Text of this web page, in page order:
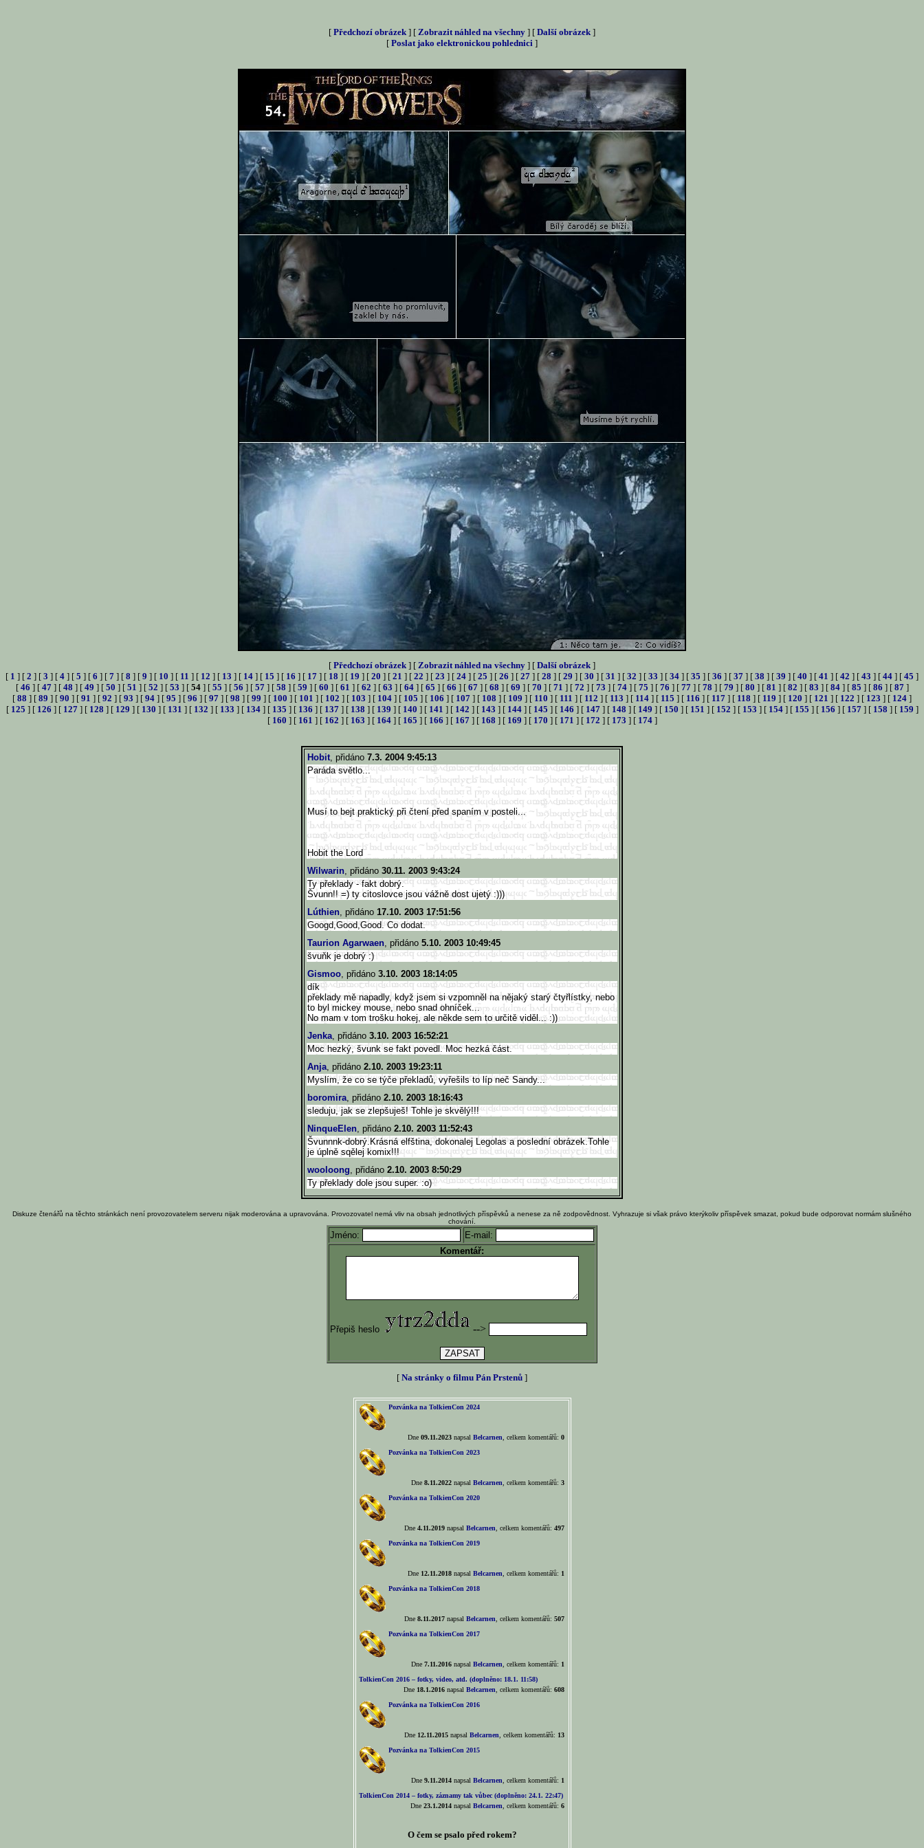
[ Předchozí obrázek ] [ Zobrazit náhled na všechny ] [ Další obrázek ]
[ Poslat jako elektronickou pohlednici ]
[ Předchozí obrázek ] [ Zobrazit náhled na všechny ] [ Další obrázek ]
[ 1 ] [ 2 ] [ 3 ] [ 4 ] [ 5 ] [ 6 ] [ 7 ] [ 8 ] [ 9 ] [ 10 ] [ 11 ] [ 12 ] [ 13 ] [ 14 ] [ 15 ] [ 16 ] [ 17 ] [ 18 ] [ 19 ] [ 20 ] [ 21 ] [ 22 ] [ 23 ] [ 24 ] [ 25 ] [ 26 ] [ 27 ] [ 28 ] [ 29 ] [ 30 ] [ 31 ] [ 32 ] [ 33 ] [ 34 ] [ 35 ] [ 36 ] [ 37 ] [ 38 ] [ 39 ] [ 40 ] [ 41 ] [ 42 ] [ 43 ] [ 44 ] [ 45 ]
[ 46 ] [ 47] [ 48 ] [ 49 ] [ 50 ] [ 51 ] [ 52 ] [ 53 ] [ 54] [ 55 ] [ 56 ] [ 57] [ 58 ] [ 59 ] [ 60 ] [ 61 ] [ 62 ] [ 63 ] [ 64] [ 65 ] [ 66 ] [ 67] [ 68 ] [ 69 ] [ 70 ] [ 71 ] [ 72 ] [ 73 ] [ 74] [ 75 ] [ 76 ] [ 77] [ 78 ] [ 79 ] [ 80 ] [ 81 ] [ 82 ] [ 83 ] [ 84] [ 85 ] [ 86 ] [ 87]
[ 88 ] [ 89 ] [ 90 ] [ 91 ] [ 92 ] [ 93 ] [ 94 ] [ 95 ] [ 96 ] [ 97 ] [ 98 ] [ 99 ] [ 100 ] [ 101 ] [ 102 ] [ 103 ] [ 104 ] [ 105 ] [ 106 ] [ 107 ] [ 108 ] [ 109 ] [ 110 ] [ 111 ] [ 112 ] [ 113 ] [ 114 ] [ 115 ] [ 116 ] [ 117 ] [ 118 ] [ 119 ] [ 120 ] [ 121 ] [ 122 ] [ 123 ] [ 124 ]
[ 125 ] [ 126 ] [ 127] [ 128 ] [ 129 ] [ 130 ] [ 131 ] [ 132 ] [ 133 ] [ 134] [ 135 ] [ 136 ] [ 137] [ 138 ] [ 139 ] [ 140 ] [ 141 ] [ 142 ] [ 143 ] [ 144] [ 145 ] [ 146 ] [ 147] [ 148 ] [ 149 ] [ 150 ] [ 151 ] [ 152 ] [ 153 ] [ 154] [ 155 ] [ 156 ] [ 157] [ 158 ] [ 159 ]
[ 160 ] [ 161 ] [ 162 ] [ 163 ] [ 164] [ 165 ] [ 166 ] [ 167] [ 168 ] [ 169 ] [ 170 ] [ 171 ] [ 172 ] [ 173 ] [ 174]
Hobit, přidáno 7.3. 2004 9:45:13
Paráda světlo...
Musí to bejt praktický při čtení před spaním v posteli...
Hobit the Lord
Wilwarin, přidáno 30.11. 2003 9:43:24
Ty překlady - fakt dobrý.
Švunn!! =) ty citoslovce jsou vážně dost ujetý :)))
Lúthien, přidáno 17.10. 2003 17:51:56
Googd,Good,Good. Co dodat.
Taurion Agarwaen, přidáno 5.10. 2003 10:49:45
švuňk je dobrý :)
Gismoo, přidáno 3.10. 2003 18:14:05
dík
překlady mě napadly, když jsem si vzpomněl na nějaký starý čtyřlístky, nebo
to byl mickey mouse, nebo snad ohníček...
No mam v tom trošku hokej, ale někde sem to určitě viděl... :))
Jenka, přidáno 3.10. 2003 16:52:21
Moc hezký, švunk se fakt povedl. Moc hezká část.
Anja, přidáno 2.10. 2003 19:23:11
Myslím, že co se týče překladů, vyřešils to líp neč Sandy...
boromira, přidáno 2.10. 2003 18:16:43
sleduju, jak se zlepšuješ! Tohle je skvělý!!!
NinqueElen, přidáno 2.10. 2003 11:52:43
Švunnnk-dobrý.Krásná elfština, dokonalej Legolas a poslední obrázek.Tohle
je úplně sqělej komix!!!
wooloong, přidáno 2.10. 2003 8:50:29
Ty překlady dole jsou super. :o)
Diskuze čtenářů na těchto stránkách není provozovatelem serveru nijak moderována a upravována. Provozovatel nemá vliv na obsah jednotlivých příspěvků a nenese za ně zodpovědnost. Vyhrazuje si však právo kterýkoliv příspěvek smazat, pokud bude odporovat normám slušného
chování.
Jméno:
E-mail:
Komentář:
Přepiš heslo -->
[ Na stránky o filmu Pán Prstenů ]
Pozvánka na TolkienCon 2024
Dne 09.11.2023napsal Belcarnen , celkem komentářů: 0
Pozvánka na TolkienCon 2023
Dne 8.11.2022napsal Belcarnen , celkem komentářů: 3
Pozvánka na TolkienCon 2020
Dne 4.11.2019napsal Belcarnen , celkem komentářů: 497
Pozvánka na TolkienCon 2019
Dne 12.11.2018napsal Belcarnen , celkem komentářů: 1
Pozvánka na TolkienCon 2018
Dne 8.11.2017napsal Belcarnen , celkem komentářů: 507
Pozvánka na TolkienCon 2017
Dne 7.11.2016napsal Belcarnen , celkem komentářů: 1
TolkienCon 2016 – fotky, video, atd. (doplněno: 18.1. 11:58)
Dne 18.1.2016napsal Belcarnen , celkem komentářů: 608
Pozvánka na TolkienCon 2016
Dne 12.11.2015napsal Belcarnen , celkem komentářů: 13
Pozvánka na TolkienCon 2015
Dne 9.11.2014napsal Belcarnen , celkem komentářů: 1
TolkienCon 2014 – fotky, záznamy tak vůbec (doplněno: 24.1. 22:47)
Dne 23.1.2014napsal Belcarnen , celkem komentářů: 6
O čem se psalo před rokem?